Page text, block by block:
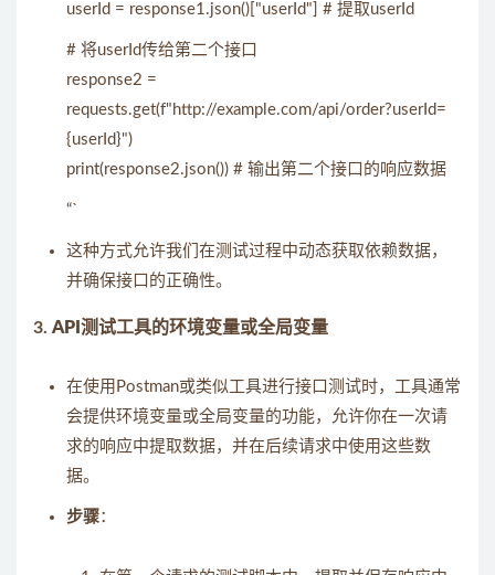
userId = response1.json()["userId"] # 提取userId
# 将userId传给第二个接口
response2 =
requests.get(f"http://example.com/api/order?userId=
{userId}")
print(response2.json()) # 输出第二个接口的响应数据
“`
这种方式允许我们在测试过程中动态获取依赖数据，
并确保接口的正确性。
3. API测试工具的环境变量或全局变量
在使用Postman或类似工具进行接口测试时，工具通常
会提供环境变量或全局变量的功能，允许你在一次请
求的响应中提取数据，并在后续请求中使用这些数
据。
步骤：